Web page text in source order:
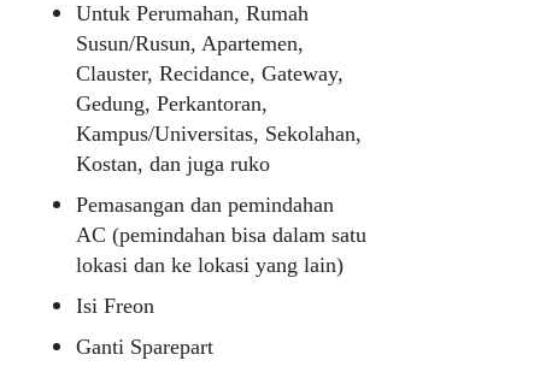
Untuk Perumahan, Rumah
Susun/Rusun, Apartemen,
Clauster, Recidance, Gateway,
Gedung, Perkantoran,
Kampus/Universitas, Sekolahan,
Kostan, dan juga ruko
Pemasangan dan pemindahan
AC (pemindahan bisa dalam satu
lokasi dan ke lokasi yang lain)
Isi Freon
Ganti Sparepart